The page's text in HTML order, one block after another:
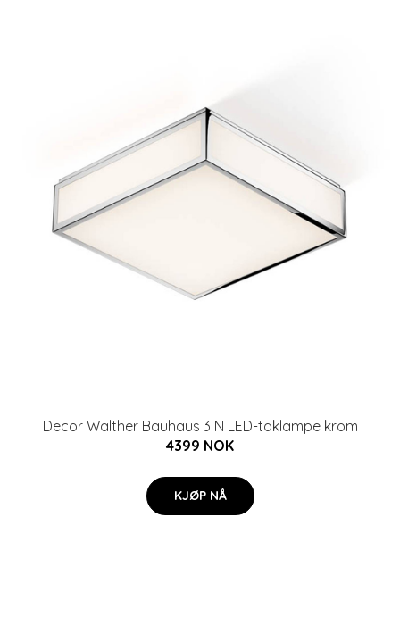
Decor Walther Bauhaus 3 N LED-taklampe krom
4399 NOK
KJØP NÅ